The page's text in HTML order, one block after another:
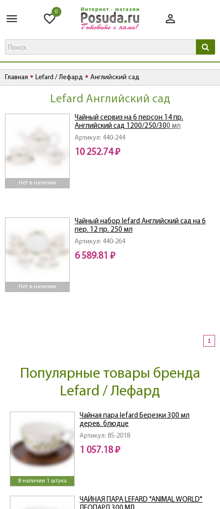
0
Главная Lefard / Лефард Английский сад
Lefard Английский сад
Нет в наличии
Артикул: 440-244
Чайный сервиз на 6 персон 14 пр.
Английский сад 1200/250/300 мл
10 252.74 ₽
Нет в наличии
Артикул: 440-264
Чайный набор lefard Английский сад на 6
пер. 12 пр. 250 мл
6 589.81 ₽
1
Популярные товары бренда
Lefard / Лефард
В наличии 1 штука
Артикул: 85-2018
Чайная пара lefard Березки 300 мл
дерев. блюдце
1 057.18 ₽
ЧАЙНАЯ ПАРА LEFARD "ANIMAL WORLD"